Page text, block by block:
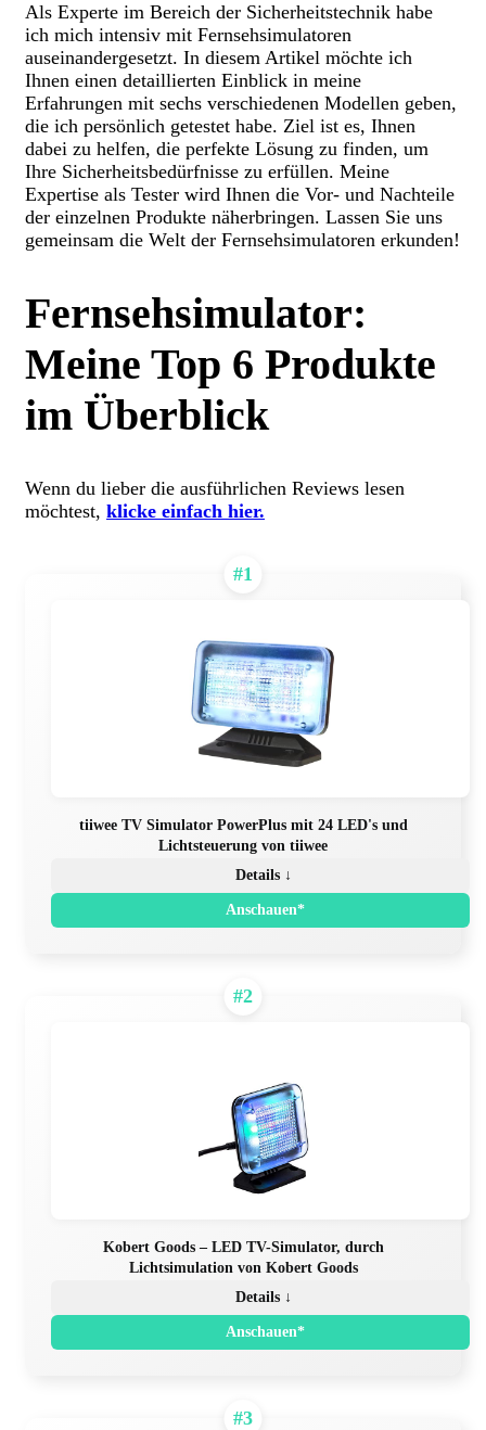
Als Experte im Bereich der Sicherheitstechnik habe
ich mich intensiv mit Fernsehsimulatoren
auseinandergesetzt. In diesem Artikel möchte ich
Ihnen einen detaillierten Einblick in meine
Erfahrungen mit sechs verschiedenen Modellen geben,
die ich persönlich getestet habe. Ziel ist es, Ihnen
dabei zu helfen, die perfekte Lösung zu finden, um
Ihre Sicherheitsbedürfnisse zu erfüllen. Meine
Expertise als Tester wird Ihnen die Vor- und Nachteile
der einzelnen Produkte näherbringen. Lassen Sie uns
gemeinsam die Welt der Fernsehsimulatoren erkunden!
Fernsehsimulator:
Meine Top 6 Produkte
im Überblick
Wenn du lieber die ausführlichen Reviews lesen
möchtest, klicke einfach hier.
#1
tiiwee TV Simulator PowerPlus mit 24 LED's und
Lichtsteuerung von tiiwee
Details ↓
Anschauen*
#2
Kobert Goods – LED TV-Simulator, durch
Lichtsimulation von Kobert Goods
Details ↓
Anschauen*
#3